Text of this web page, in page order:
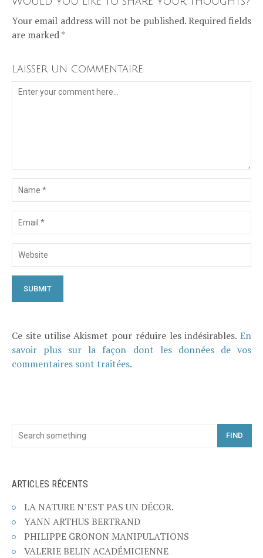
Your email address will not be published. Required fields
are marked *
Laisser un commentaire
Ce site utilise Akismet pour réduire les indésirables. En
savoir plus sur la façon dont les données de vos
commentaires sont traitées.
FIND
ARTICLES RÉCENTS
LA NATURE N’EST PAS UN DÉCOR.
YANN ARTHUS BERTRAND
PHILIPPE GRONON MANIPULATIONS
VALERIE BELIN ACADÉMICIENNE